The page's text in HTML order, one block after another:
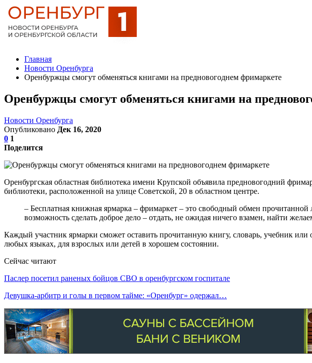
Главная
Новости Оренбурга
Оренбуржцы смогут обменяться книгами на предновогоднем фримаркете
Оренбуржцы смогут обменяться книгами на
Новости Оренбурга
Опубликовано Дек 16, 2020
0 1
Поделится
Оренбургская областная библиотека имени Крупской объявила предновогодний
библиотеки, расположенной на улице Советской, 20 в областном центре.
– Бесплатная книжная ярмарка – фримаркет – это свободный обмен
возможность сделать доброе дело – отдать, не ожидая ничего взамен, найти
Каждый участник ярмарки сможет оставить прочитанную книгу, словарь, учебник
любых языках, для взрослых или детей в хорошем состоянии.
Сейчас читают
Паслер посетил раненых бойцов СВО в оренбургском госпитале
Девушка-арбитр и голы в первом тайме: «Оренбург» одержал…